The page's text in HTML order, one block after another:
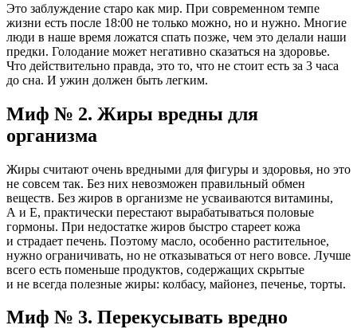
Это заблуждение старо как мир. При современном темпе
жизни есть после 18:00 не только можно, но и нужно. Многие
люди в наше время ложатся спать позже, чем это делали наши
предки. Голодание может негативно сказаться на здоровье.
Что действительно правда, это то, что не стоит есть за 3 часа
до сна. И ужин должен быть легким.
Миф № 2. Жиры вредны для
организма
Жиры считают очень вредными для фигуры и здоровья, но это
не совсем так. Без них невозможен правильный обмен
веществ. Без жиров в организме не усваиваются витамины,
А и Е, практически перестают вырабатываться половые
гормоны. При недостатке жиров быстро стареет кожа
и страдает печень. Поэтому масло, особенно растительное,
нужно ограничивать, но не отказываться от него вовсе. Лучше
всего есть поменьше продуктов, содержащих скрытые
и не всегда полезные жиры: колбасу, майонез, печенье, торты.
Миф № 3. Перекусывать вредно